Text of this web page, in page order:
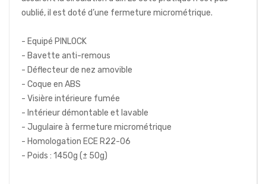
oublié, il est doté d’une fermeture micrométrique.
- Equipé PINLOCK
- Bavette anti-remous
- Déflecteur de nez amovible
- Coque en ABS
- Visière intérieure fumée
- Intérieur démontable et lavable
- Jugulaire à fermeture micrométrique
- Homologation ECE R22-06
- Poids : 1450g (± 50g)